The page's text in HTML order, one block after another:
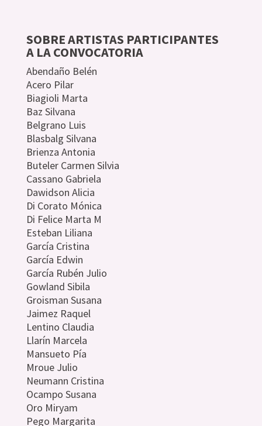
SOBRE ARTISTAS PARTICIPANTES
A LA CONVOCATORIA
Abendaño Belén
Acero Pilar
Biagioli Marta
Baz Silvana
Belgrano Luis
Blasbalg Silvana
Brienza Antonia
Buteler Carmen Silvia
Cassano Gabriela
Dawidson Alicia
Di Corato Mónica
Di Felice Marta M
Esteban Liliana
García Cristina
García Edwin
García Rubén Julio
Gowland Sibila
Groisman Susana
Jaimez Raquel
Lentino Claudia
Llarín Marcela
Mansueto Pía
Mroue Julio
Neumann Cristina
Ocampo Susana
Oro Miryam
Pego Margarita